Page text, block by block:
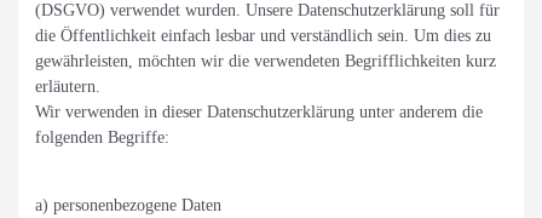
(DSGVO) verwendet wurden. Unsere Datenschutzerklärung soll für
die Öffentlichkeit einfach lesbar und verständlich sein. Um dies zu
gewährleisten, möchten wir die verwendeten Begrifflichkeiten kurz
erläutern.
Wir verwenden in dieser Datenschutzerklärung unter anderem die
folgenden Begriffe:
a) personenbezogene Daten